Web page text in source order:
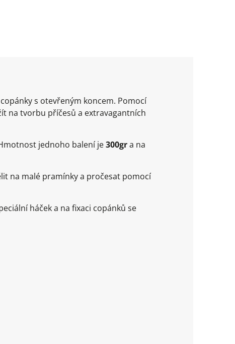
s otevřeným koncem. Pomocí
na tvorbu příčesů a extravagantních
jednoho balení je300gra na
na malé pramínky a pročesat pomocí
háček a na fixaci copánků se